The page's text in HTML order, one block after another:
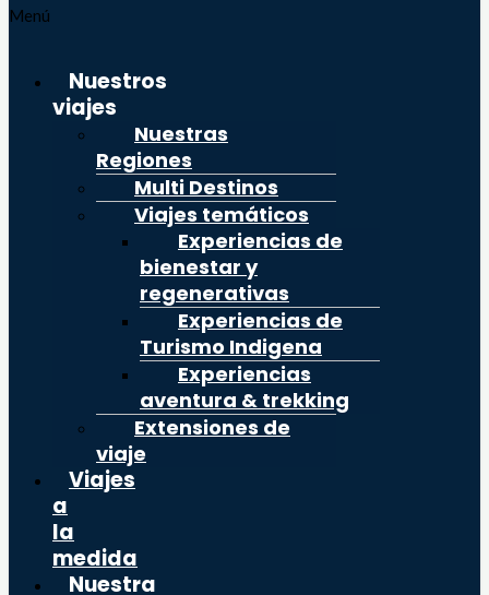
Menú
Nuestros
viajes
Nuestras
Regiones
Multi Destinos
Viajes temáticos
Experiencias de
bienestar y
regenerativas
Experiencias de
Turismo Indigena
Experiencias
aventura & trekking
Extensiones de
viaje
Viajes
a
la
medida
Nuestra